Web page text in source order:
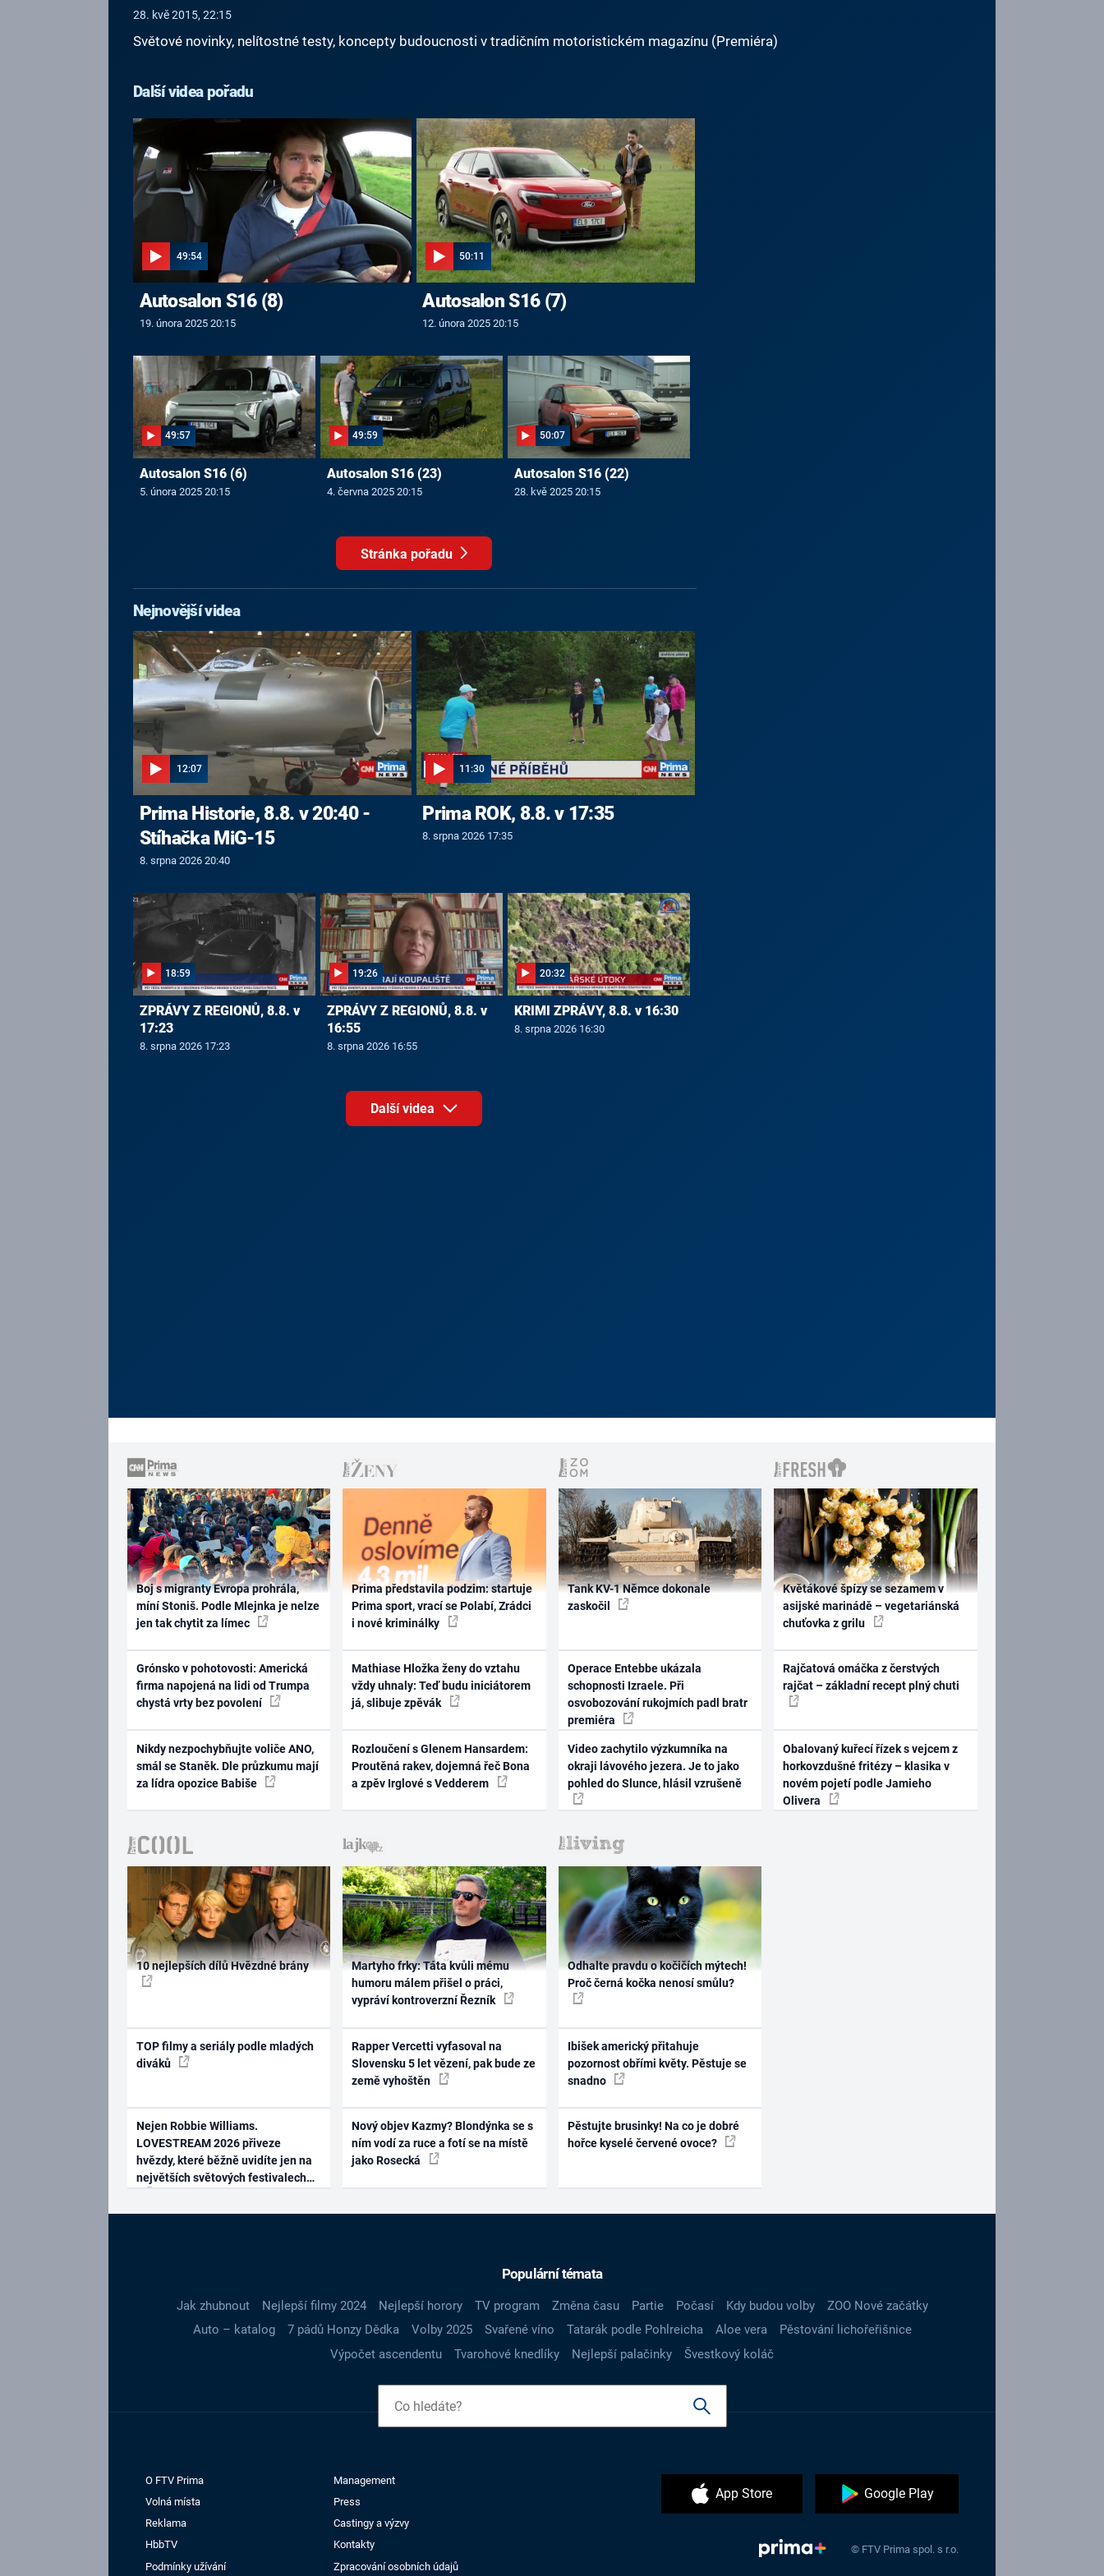
28. kvě 2015, 22:15
Světové novinky, nelítostné testy, koncepty budoucnosti v tradičním motoristickém magazínu (Premiéra)
Další videa pořadu
49:54
Autosalon S16 (8)
19. února 2025 20:15
50:11
Autosalon S16 (7)
12. února 2025 20:15
49:57
Autosalon S16 (6)
5. února 2025 20:15
49:59
Autosalon S16 (23)
4. června 2025 20:15
50:07
Autosalon S16 (22)
28. kvě 2025 20:15
Stránka pořadu
Nejnovější videa
12:07
Prima Historie, 8.8. v 20:40 -
Stíhačka MiG-15
8. srpna 2026 20:40
11:30
Prima ROK, 8.8. v 17:35
8. srpna 2026 17:35
18:59
ZPRÁVY Z REGIONŮ, 8.8. v
17:23
8. srpna 2026 17:23
19:26
ZPRÁVY Z REGIONŮ, 8.8. v
16:55
8. srpna 2026 16:55
20:32
KRIMI ZPRÁVY, 8.8. v 16:30
8. srpna 2026 16:30
Další videa
Boj s migranty Evropa prohrála,
míní Stoniš. Podle Mlejnka je nelze
jen tak chytit za límec
Grónsko v pohotovosti: Americká
firma napojená na lidi od Trumpa
chystá vrty bez povolení
Nikdy nezpochybňujte voliče ANO,
smál se Staněk. Dle průzkumu mají
za lídra opozice Babiše
Prima představila podzim: startuje
Prima sport, vrací se Polabí, Zrádci
i nové kriminálky
Mathiase Hložka ženy do vztahu
vždy uhnaly: Teď budu iniciátorem
já, slibuje zpěvák
Rozloučení s Glenem Hansardem:
Proutěná rakev, dojemná řeč Bona
a zpěv Irglové s Vedderem
Tank KV-1 Němce dokonale
zaskočil
Operace Entebbe ukázala
schopnosti Izraele. Při
osvobozování rukojmích padl bratr
premiéra
Video zachytilo výzkumníka na
okraji lávového jezera. Je to jako
pohled do Slunce, hlásil vzrušeně
Květákové špízy se sezamem v
asijské marinádě – vegetariánská
chuťovka z grilu
Rajčatová omáčka z čerstvých
rajčat – základní recept plný chuti
Obalovaný kuřecí řízek s vejcem z
horkovzdušné fritézy – klasika v
novém pojetí podle Jamieho
Olivera
10 nejlepších dílů Hvězdné brány
TOP filmy a seriály podle mladých
diváků
Nejen Robbie Williams.
LOVESTREAM 2026 přiveze
hvězdy, které běžně uvidíte jen na
největších světových festivalech
Martyho frky: Táta kvůli mému
humoru málem přišel o práci,
vypráví kontroverzní Řezník
Rapper Vercetti vyfasoval na
Slovensku 5 let vězení, pak bude ze
země vyhoštěn
Nový objev Kazmy? Blondýnka se s
ním vodí za ruce a fotí se na místě
jako Rosecká
Odhalte pravdu o kočičích mýtech!
Proč černá kočka nenosí smůlu?
Ibišek americký přitahuje
pozornost obřími květy. Pěstuje se
snadno
Pěstujte brusinky! Na co je dobré
hořce kyselé červené ovoce?
Populární témata
Jak zhubnout Nejlepší filmy 2024 Nejlepší horory TV program Změna času Partie Počasí Kdy budou volby
ZOO Nové začátky
Auto – katalog
7 pádů Honzy Dědka Volby 2025 Svařené víno Tatarák podle Pohlreicha Aloe vera
Pěstování lichořeřišnice
Výpočet ascendentu
Tvarohové knedlíky Nejlepší palačinky Švestkový koláč
O FTV Prima
Management
Volná místa
Press
Reklama
Castingy a výzvy
HbbTV
Kontakty
Podmínky užívání
Zpracování osobních údajů
App Store Google Play
© FTV Prima spol. s r.o.